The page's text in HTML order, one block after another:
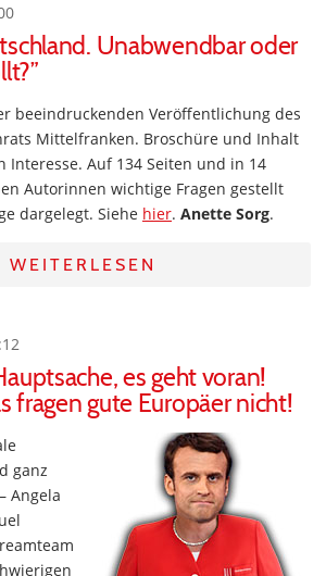
Unabwendbar oder
beeindruckenden Veröffentlichung des
Mittelfranken. Broschüre und Inhalt
Interesse. Auf 134 Seiten und in 14
Autorinnen wichtige Fragen gestellt
dargelegt. Siehe hier. Anette Sorg.
WEITERLESEN
es geht voran!
fragen gute Europäer nicht!
ganz
Angela